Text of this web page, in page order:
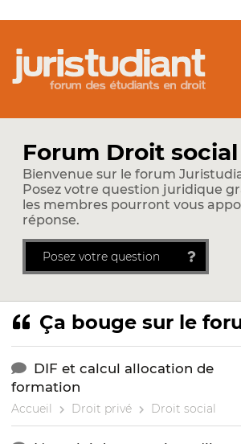
Forum Droit social
Bienvenue sur le forum
Posez votre question juridique
les membres pourront vous
réponse.
Posez votre question
Ça bouge sur le
DIF et calcul allocation de
formation
Accueil Droit privé Droit social